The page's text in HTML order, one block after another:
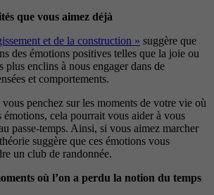
que vous aimez déjà
et de la construction » suggère que
des émotions positives telles que la joie ou
plus enclins à nous engager dans de
et comportements.
penchez sur les moments de votre vie où
émotions, cela pourrait vous aider à vous
passe-temps. Ainsi, si vous aimez marcher
suggère que ces émotions vous
un club de randonnée.
où l’on a perdu la notion du temps